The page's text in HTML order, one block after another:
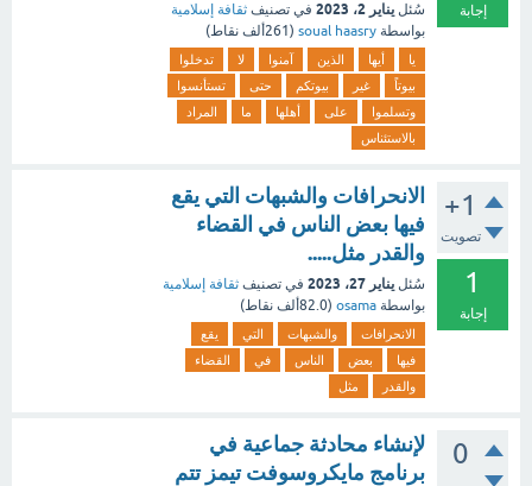
إجابة سُئل يناير 2، 2023 في تصنيف ثقافة إسلامية
بواسطة soual haasry
( 261ألف نقاط)
يا أيها الذين آمنوا لا
تدخلوا
بيوتاً
غير بيوتكم حتى
تستأنسوا
وتسلموا
على أهلها ما
المراد
بالاستئناس
+1
تصويت
1
إجابة
الانحرافات والشبهات التي يقع
فيها بعض الناس في القضاء
والقدر مثل.....
سُئل يناير 27، 2023 في تصنيف ثقافة إسلامية
بواسطة osama
(82.0ألف نقاط)
الانحرافات والشبهات التي
يقع
فيها
بعض الناس في
القضاء
والقدر
مثل
0
لإنشاء محادثة جماعية في
برنامج مايكروسوفت تيمز تتم